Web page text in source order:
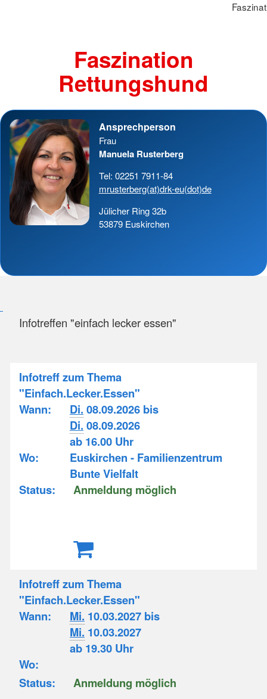
Faszination
Rettungshund
Ansprechperson
Frau
Manuela Rusterberg
Tel: 02251 7911-84
mrusterberg(at)drk-eu(dot)de
Jülicher Ring 32b
53879 Euskirchen
Infotreffen "einfach lecker essen"
Infotreff zum Thema
"Einfach.Lecker.Essen"
Wann:
Di. 08.09.2026 bis
Di. 08.09.2026
ab 16.00 Uhr
Wo:
Euskirchen - Familienzentrum
Bunte Vielfalt
Status:
Anmeldung möglich
Infotreff zum Thema
"Einfach.Lecker.Essen"
Wann:
Mi. 10.03.2027 bis
Mi. 10.03.2027
ab 19.30 Uhr
Wo:
Status:
Anmeldung möglich